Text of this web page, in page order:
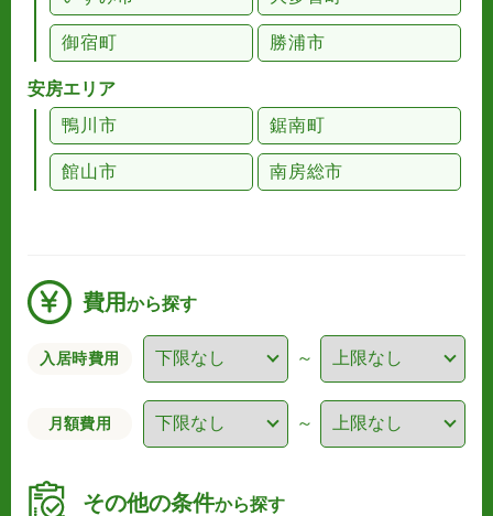
御宿町 勝浦市
安房エリア
鴨川市
鋸南町
館山市 南房総市
費用から探す
入居時費用 ～
月額費用 ～
その他の条件から探す